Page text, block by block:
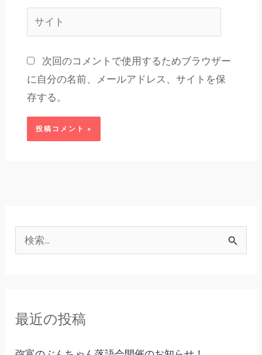
ル
イ
次回のコメントで使用するためブラウザー
に自分の名前、メールアドレス、サイトを保
存する。
検
:最近の投稿